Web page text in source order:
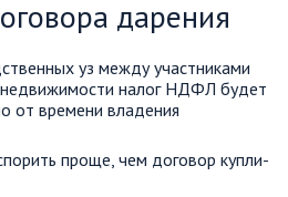
дарения
уз между участниками
налог НДФЛ будет
от времени владения
проще, чем договор купли-